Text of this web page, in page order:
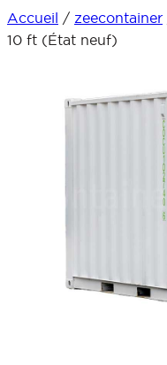
Aller
Accueil / zeecontainer
10 ft (État neuf)